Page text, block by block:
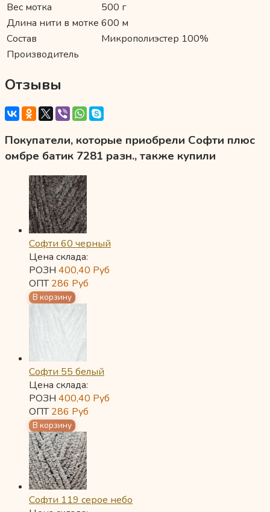
Вес мотка
500 г
Длина нити в мотке 600 м
Состав
Микрополиэстер 100%
Производитель
Отзывы
Покупатели, которые приобрели Софти плюс
омбре батик 7281 разн., также купили
Софти 60 черный
Цена склада:
РОЗН 400,40 Руб
ОПТ286 Руб
Софти 55 белый
Цена склада:
РОЗН 400,40 Руб
ОПТ286 Руб
Софти 119 серое небо